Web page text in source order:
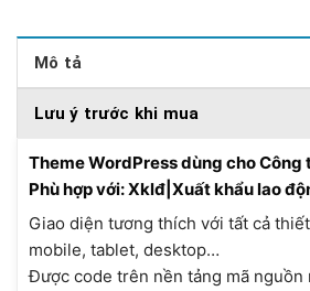
Mô tả
Lưu ý trước khi mua
Theme WordPress dùng cho Công
Phù hợp với: Xklđ|Xuất khẩu lao
Giao diện tương thích với tất cả
mobile, tablet, desktop…
Được code trên nền tảng mã nguồn